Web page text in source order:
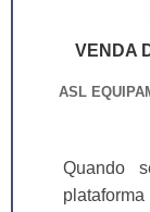
VENDA
ASL
Quando